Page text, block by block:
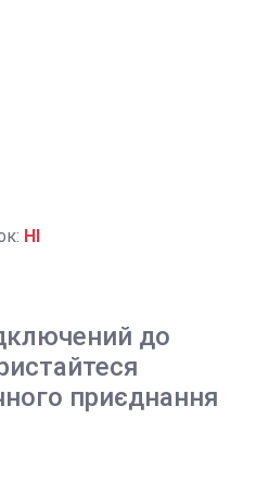
НІ
до
приєднання